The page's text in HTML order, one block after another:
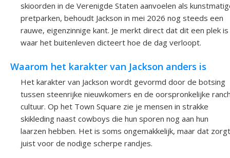
skioorden in de Verenigde Staten aanvoelen als
pretparken, behoudt Jackson in mei 2026 nog steeds een
rauwe, eigenzinnige kant. Je merkt direct dat dit een plek is
waar het buitenleven dicteert hoe de dag verloopt.
Waarom het karakter van Jackson anders is
Het karakter van Jackson wordt gevormd door de botsing
tussen steenrijke nieuwkomers en de oorspronkelijke
cultuur. Op het Town Square zie je mensen in strakke
skikleding naast cowboys die hun sporen nog aan hun
laarzen hebben. Het is soms ongemakkelijk, maar dat zorgt
juist voor de nodige scherpe randjes.